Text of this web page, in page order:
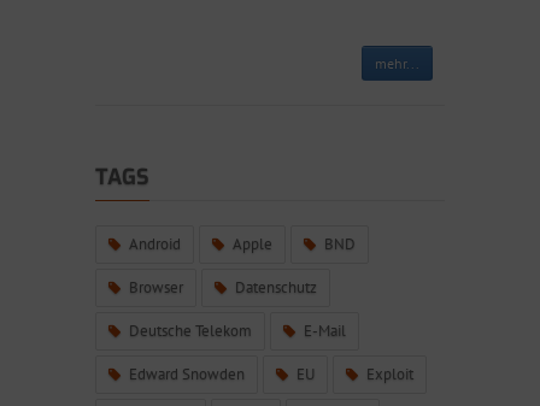
mehr...
TAGS
Android Apple BND
Browser Datenschutz
Deutsche Telekom E-Mail
Edward Snowden EU Exploit